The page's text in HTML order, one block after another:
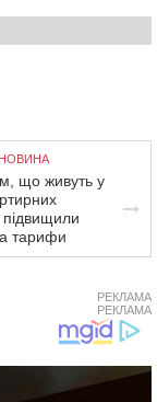
що живуть у
тарифи
РЕКЛАМА
РЕКЛАМА